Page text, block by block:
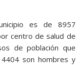
es de 8957
centro de salud de
de población que
son hombres y